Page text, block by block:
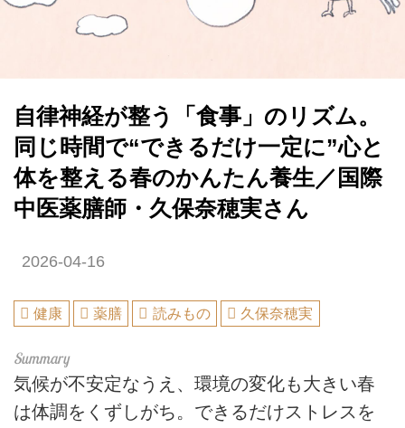
自律神経が整う「食事」のリズム。
同じ時間で“できるだけ一定に”心と
体を整える春のかんたん養生／国際
中医薬膳師・久保奈穂実さん
2026-04-16
健康 薬膳 読みもの 久保奈穂実
気候が不安定なうえ、環境の変化も大きい春
は体調をくずしがち。できるだけストレスを